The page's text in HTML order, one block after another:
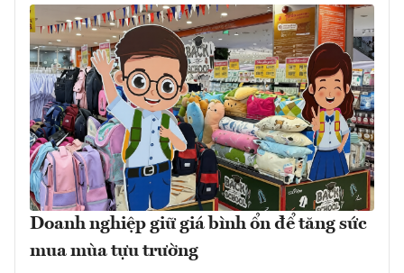
Doanh nghiệp giữ giá bình ổn để tăng sức
mua mùa tựu trường